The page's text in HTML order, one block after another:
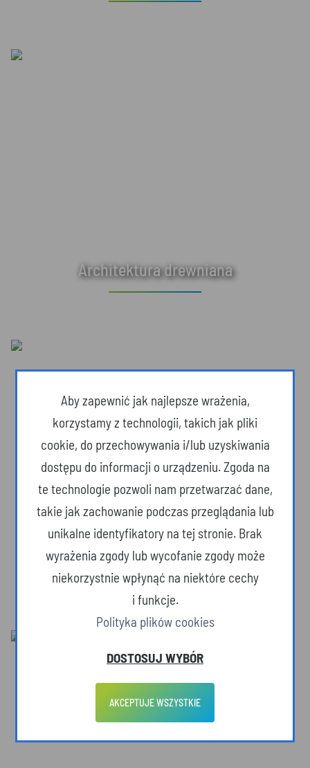
Architektura drewniana
Dzika przyroda
Aby zapewnić jak najlepsze wrażenia,
korzystamy z technologii, takich jak pliki
cookie, do przechowywania i/lub uzyskiwania
dostępu do informacji o urządzeniu. Zgoda na
te technologie pozwoli nam przetwarzać dane,
takie jak zachowanie podczas przeglądania lub
unikalne identyfikatory na tej stronie. Brak
wyrażenia zgody lub wycofanie zgody może
niekorzystnie wpłynąć na niektóre cechy
i funkcje.
Polityka plików cookies
DOSTOSUJ WYBÓR
AKCEPTUJE WSZYSTKIE